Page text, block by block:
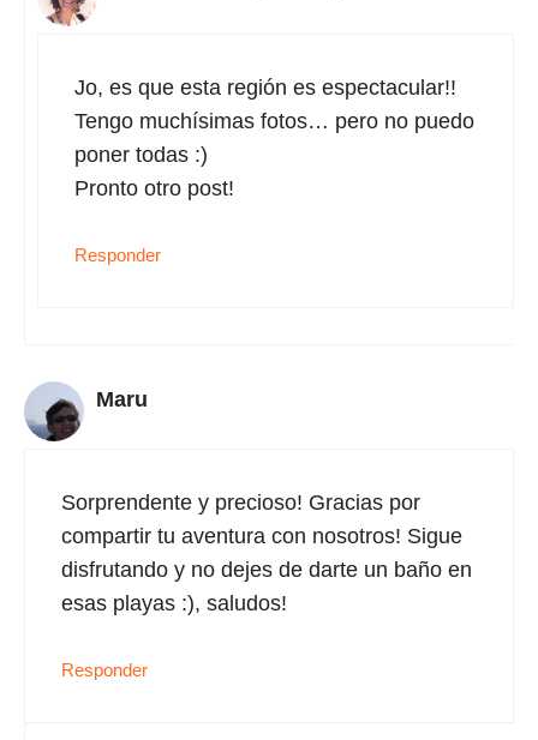
Jo, es que esta región es espectacular!!
Tengo muchísimas fotos… pero no puedo
poner todas :)
Pronto otro post!
Responder
Maru
Sorprendente y precioso! Gracias por
compartir tu aventura con nosotros! Sigue
disfrutando y no dejes de darte un baño en
esas playas :), saludos!
Responder